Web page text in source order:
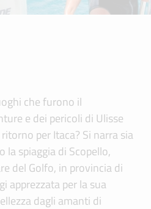
che furono il
e dei pericoli di Ulisse
per Itaca? Si narra sia
la spiaggia di Scopello,
del Golfo, in provincia di
apprezzata per la sua
dagli amanti di